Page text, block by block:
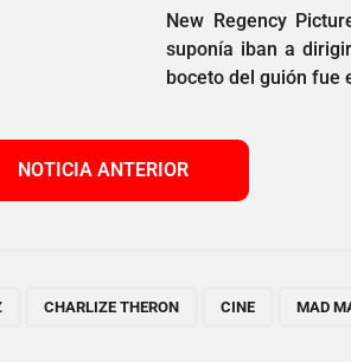
New Regency
suponía iban a
boceto del guión fue
NOTICIA ANTERIOR
CHARLIZE THERON CINE MAD